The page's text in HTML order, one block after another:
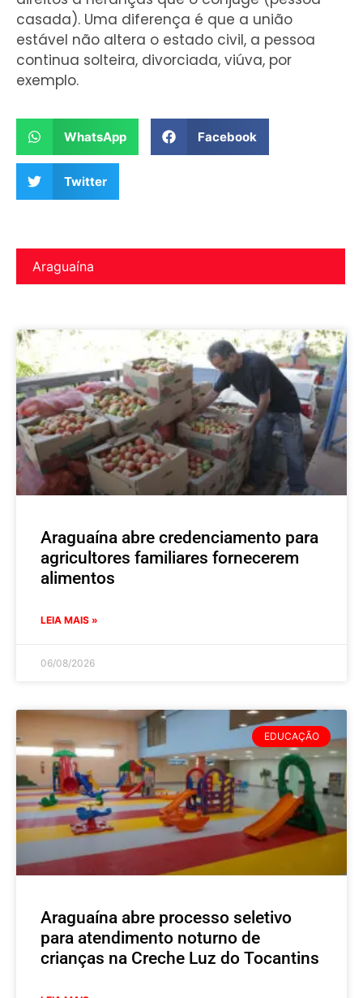
casada). Uma diferença é que a união
estável não altera o estado civil, a pessoa
continua solteira, divorciada, viúva, por
exemplo.
WhatsApp Facebook
Twitter
Araguaína
Araguaína abre credenciamento para
agricultores familiares fornecerem
alimentos
LEIA MAIS »
06/08/2026
EDUCAÇÃO
Araguaína abre processo seletivo
para atendimento noturno de
crianças na Creche Luz do Tocantins